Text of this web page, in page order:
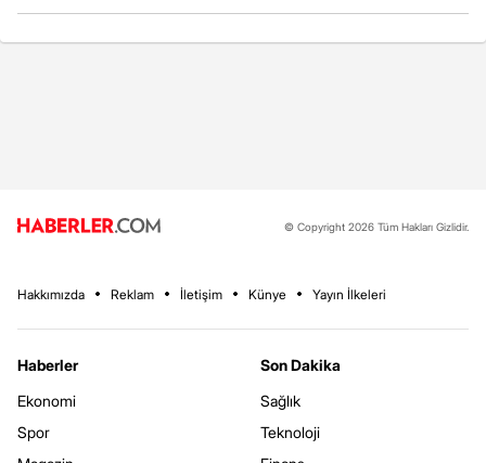
© Copyright 2026 Tüm Hakları Gizlidir.
Hakkımızda Reklam İletişim Künye Yayın İlkeleri
Haberler
Ekonomi
Spor
Son Dakika
Sağlık
Teknoloji